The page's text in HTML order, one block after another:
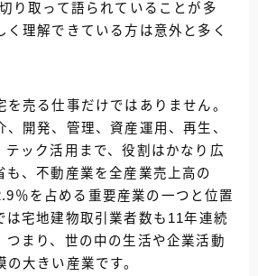
り取って語られていることが多
く理解できている方は意外と多く
を売る仕事だけではありません。
、開発、管理、資産運用、再生、
テック活用まで、役割はかなり広
も、不動産業を全産業売上高の
％を占める重要産業の一つと位置
は宅地建物取引業者数も11年連続
つまり、世の中の生活や企業活動
大きい産業です。